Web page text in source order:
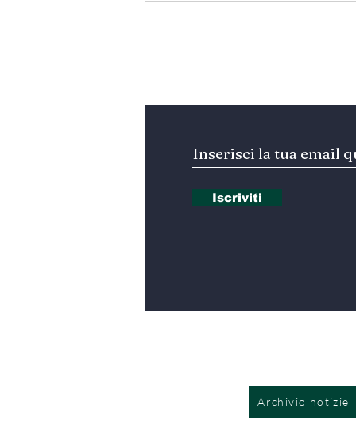
Iscriviti
Archivio notizie